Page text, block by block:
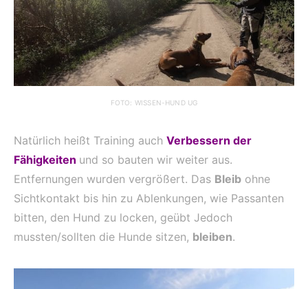
FOTO: WISSEN-HUND UG
Natürlich heißt Training auch Verbessern der
Fähigkeiten und so bauten wir weiter aus.
Entfernungen wurden vergrößert. Das Bleib ohne
Sichtkontakt bis hin zu Ablenkungen, wie Passanten
bitten, den Hund zu locken, geübt Jedoch
mussten/sollten die Hunde sitzen, bleiben.